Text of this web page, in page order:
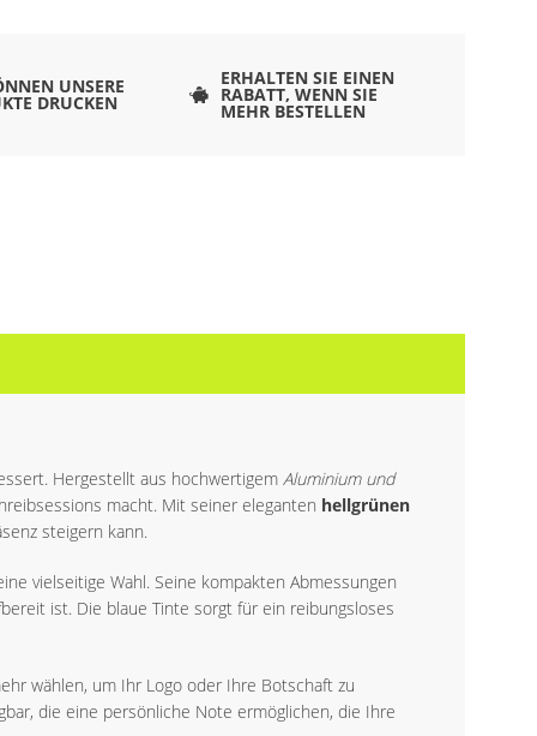
UNSERE
DRUCKEN
ERHALTEN SIE EINEN
RABATT, WENN SIE
MEHR BESTELLEN
Hergestellt aus hochwertigem Aluminium und
macht. Mit seiner eleganten hellgrünen
steigern kann.
vielseitige Wahl. Seine kompakten Abmessungen
ist. Die blaue Tinte sorgt für ein reibungsloses
wählen, um Ihr Logo oder Ihre Botschaft zu
die eine persönliche Note ermöglichen, die Ihre